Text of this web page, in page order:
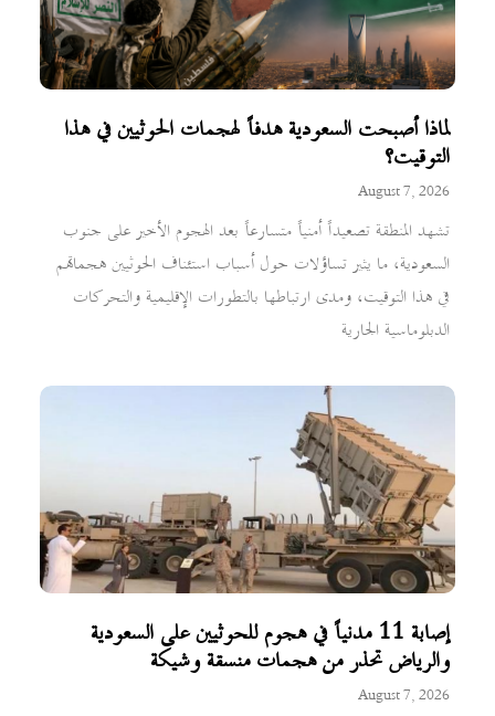
لماذا أصبحت السعودية هدفاً لهجمات الحوثيين في هذا
التوقيت؟
August 7, 2026
تشهد المنطقة تصعيداً أمنياً متسارعاً بعد الهجوم الأخير على جنوب
السعودية، ما يثير تساؤلات حول أسباب استئناف الحوثيين هجماتهم
في هذا التوقيت، ومدى ارتباطها بالتطورات الإقليمية والتحركات
الدبلوماسية الجارية
إصابة 11 مدنياً في هجوم للحوثيين على السعودية
والرياض تحذر من هجمات منسقة وشيكة
August 7, 2026